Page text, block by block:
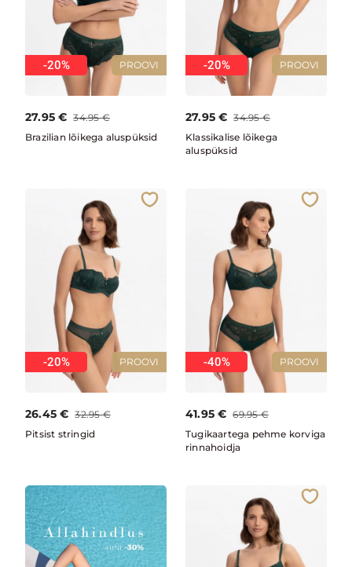
PROOVI
-20%
27.95 € 34.95 €
Brazilian lõikega aluspüksid
PROOVI
-20%
27.95 € 34.95 €
Klassikalise lõikega
aluspüksid
PROOVI
-20%
26.45 € 32.95 €
Pitsist stringid
PROOVI
-40%
41.95 € 69.95 €
Tugikaartega pehme korviga
rinnahoidja